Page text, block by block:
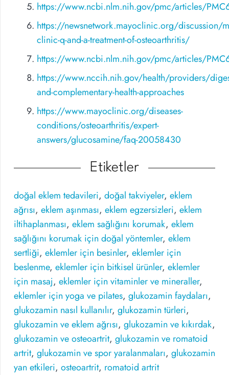
https://www.ncbi.nlm.nih.gov/pmc/articles/
https://newsnetwork.mayoclinic.org/discussion/
clinic-q-and-a-treatment-of-osteoarthritis/
https://www.ncbi.nlm.nih.gov/pmc/articles/
https://www.nccih.nih.gov/health/providers/
and-complementary-health-approaches
https://www.mayoclinic.org/diseases-
conditions/osteoarthritis/expert-
answers/glucosamine/faq-20058430
Etiketler
doğal eklem tedavileri, doğal takviyeler, eklem
ağrısı, eklem aşınması, eklem egzersizleri, eklem
iltihaplanması, eklem sağlığını korumak, eklem
sağlığını korumak için doğal yöntemler, eklem
sertliği, eklemler için besinler, eklemler için
beslenme, eklemler için bitkisel ürünler, eklemler
için masaj, eklemler için vitaminler ve mineraller,
eklemler için yoga ve pilates, glukozamin faydaları,
glukozamin nasıl kullanılır, glukozamin türleri,
glukozamin ve eklem ağrısı, glukozamin ve kıkırdak,
glukozamin ve osteoartrit, glukozamin ve romatoid
artrit, glukozamin ve spor yaralanmaları, glukozamin
yan etkileri, osteoartrit, romatoid artrit